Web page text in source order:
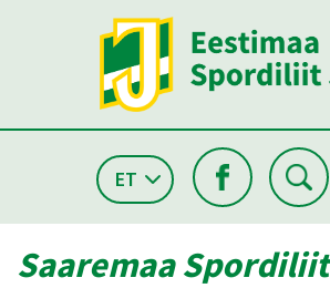
ET
Saaremaa Spordiliit